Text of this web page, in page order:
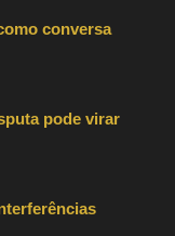
conversa
pode virar